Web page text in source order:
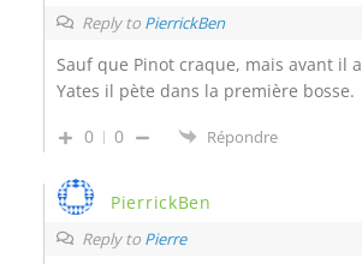
Reply to PierrickBen
Sauf que Pinot craque, mais avant il
Yates il pète dans la première bosse.
0 0 Répondre
PierrickBen
Reply to Pierre